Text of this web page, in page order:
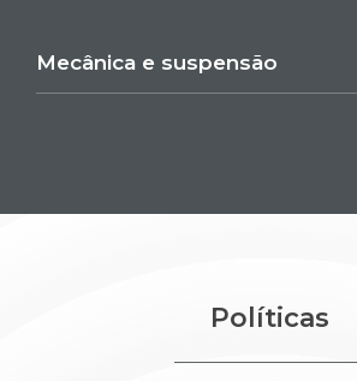
Mecânica e suspensão
Políticas